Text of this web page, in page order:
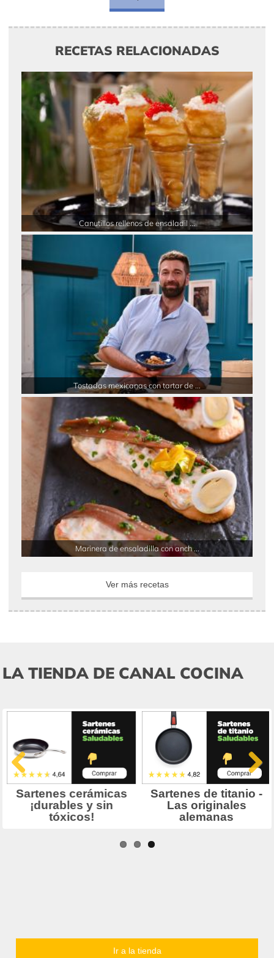
RECETAS RELACIONADAS
Canutillos rellenos de ensaladil ...
Tostadas mexicanas con tartar de ...
Marinera de ensaladilla con anch ...
Ver más recetas
LA TIENDA DE CANAL COCINA
Ir a la tienda